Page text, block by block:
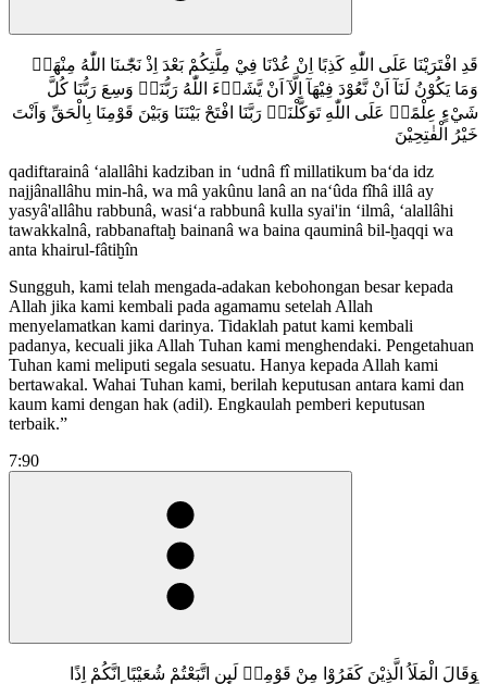
قَدِ افْتَرَيْنَا عَلَى اللّٰهِ كَذِبًا اِنْ عُدْنَا فِيْ مِلَّتِكُمْ بَعْدَ اِذْ نَجّٰىنَا اللّٰهُ مِنْهَاۗ
وَمَا يَكُوْنُ لَنَآ اَنْ نَّعُوْدَ فِيْهَآ اِلَّآ اَنْ يَّشَاۤءَ اللّٰهُ رَبُّنَاۗ وَسِعَ رَبُّنَا كُلَّ
شَيْءٍ عِلْمًاۗ عَلَى اللّٰهِ تَوَكَّلْنَاۗ رَبَّنَا افْتَحْ بَيْنَنَا وَبَيْنَ قَوْمِنَا بِالْحَقِّ وَاَنْتَ
خَيْرُ الْفٰتِحِيْنَ
qadiftarainâ ‘alallâhi kadziban in ‘udnâ fî millatikum ba‘da idz
najjânallâhu min-hâ, wa mâ yakûnu lanâ an na‘ûda fîhâ illâ ay
yasyâ'allâhu rabbunâ, wasi‘a rabbunâ kulla syai'in ‘ilmâ, ‘alallâhi
tawakkalnâ, rabbanaftaḫ bainanâ wa baina qauminâ bil-ḫaqqi wa
anta khairul-fâtiḫîn
Sungguh, kami telah mengada-adakan kebohongan besar kepada
Allah jika kami kembali pada agamamu setelah Allah
menyelamatkan kami darinya. Tidaklah patut kami kembali
padanya, kecuali jika Allah Tuhan kami menghendaki. Pengetahuan
Tuhan kami meliputi segala sesuatu. Hanya kepada Allah kami
bertawakal. Wahai Tuhan kami, berilah keputusan antara kami dan
kaum kami dengan hak (adil). Engkaulah pemberi keputusan
terbaik.”
7:90
وَقَالَ الْمَلَاُ الَّذِيْنَ كَفَرُوْا مِنْ قَوْمِهٖ لَىِٕنِ اتَّبَعْتُمْ شُعَيْبًا ِانَّكُمْ اِذًا